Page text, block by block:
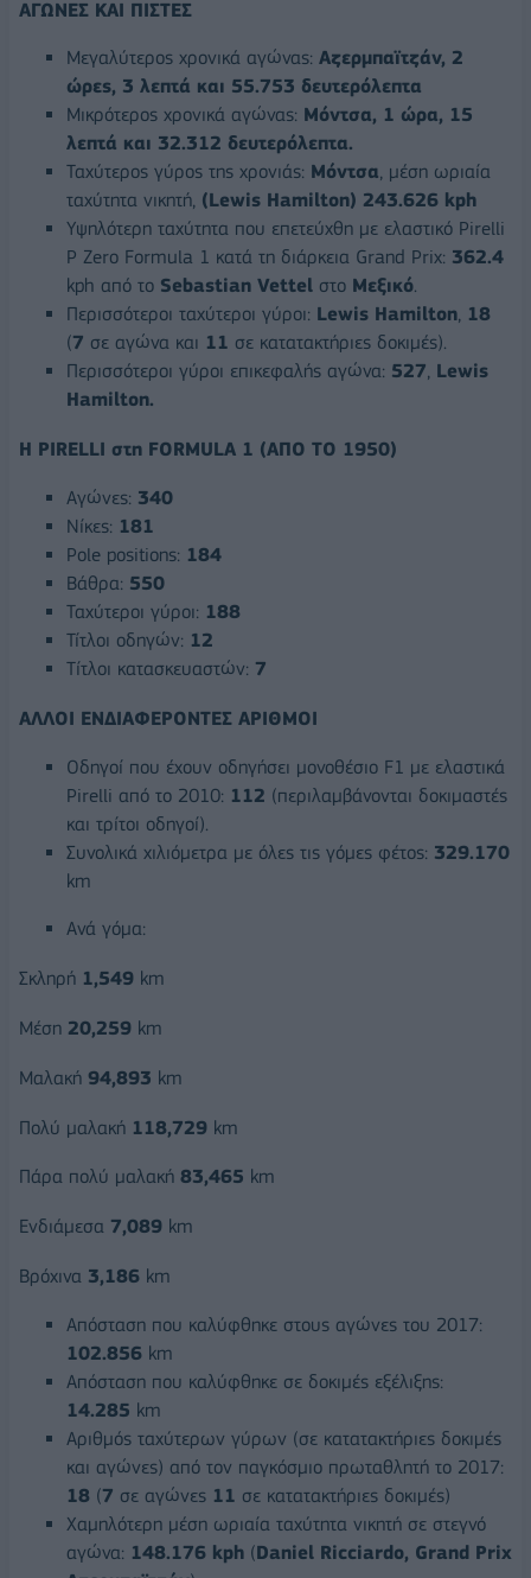
ΑΓΩΝΕΣ ΚΑΙ ΠΙΣΤΕΣ
Μεγαλύτερος χρονικά αγώνας: Aζερμπαϊτζάν, 2
ώρες, 3 λεπτά και 55.753 δευτερόλεπτα
Μικρότερος χρονικά αγώνας: Mόντσα, 1 ώρα, 15
λεπτά και 32.312 δευτερόλεπτα.
Ταχύτερος γύρος της χρονιάς: Mόντσα, μέση ωριαία
ταχύτητα νικητή, (Lewis Hamilton) 243.626 kph
Υψηλότερη ταχύτητα που επετεύχθη με ελαστικό Pirelli
P Zero Formula 1 κατά τη διάρκεια Grand Prix: 362.4
kph από το Sebastian Vettel στο Μεξικό.
Περισσότεροι ταχύτεροι γύροι: Lewis Hamilton, 18
(7 σε αγώνα και 11 σε κατατακτήριες δοκιμές).
Περισσότεροι γύροι επικεφαλής αγώνα: 527, Lewis
Hamilton.
Η PIRELLI στη FORMULA 1 (ΑΠΟ ΤΟ 1950)
Αγώνες: 340
Νίκες: 181
Pole positions: 184
Βάθρα: 550
Ταχύτεροι γύροι: 188
Τίτλοι οδηγών: 12
Tίτλοι κατασκευαστών: 7
ΑΛΛΟΙ ΕΝΔΙΑΦΕΡΟΝΤΕΣ ΑΡΙΘΜΟΙ
Οδηγοί που έχουν οδηγήσει μονοθέσιο F1 με ελαστικά
Pirelli από το 2010: 112 (περιλαμβάνονται δοκιμαστές
και τρίτοι οδηγοί).
Συνολικά χιλιόμετρα με όλες τις γόμες φέτος: 329.170
km
Ανά γόμα:
Σκληρή 1,549 km
Mέση 20,259 km
Μαλακή 94,893 km
Πολύ μαλακή 118,729 km
Πάρα πολύ μαλακή 83,465 km
Ενδιάμεσα 7,089 km
Βρόχινα 3,186 km
Απόσταση που καλύφθηκε στους αγώνες του 2017:
102.856 km
Απόσταση που καλύφθηκε σε δοκιμές εξέλιξης:
14.285 km
Αριθμός ταχύτερων γύρων (σε κατατακτήριες δοκιμές
και αγώνες) από τον παγκόσμιο πρωταθλητή το 2017:
18 (7 σε αγώνες 11 σε κατατακτήριες δοκιμές)
Χαμηλότερη μέση ωριαία ταχύτητα νικητή σε στεγνό
αγώνα: 148.176 kph (Daniel Ricciardo, Grand Prix